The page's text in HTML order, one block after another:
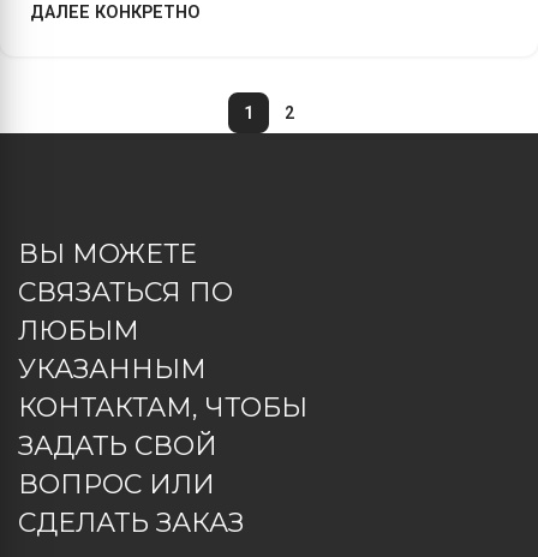
ДАЛЕЕ КОНКРЕТНО
1 2
ВЫ МОЖЕТЕ
СВЯЗАТЬСЯ ПО
ЛЮБЫМ
УКАЗАННЫМ
КОНТАКТАМ, ЧТОБЫ
ЗАДАТЬ СВОЙ
ВОПРОС ИЛИ
СДЕЛАТЬ ЗАКАЗ